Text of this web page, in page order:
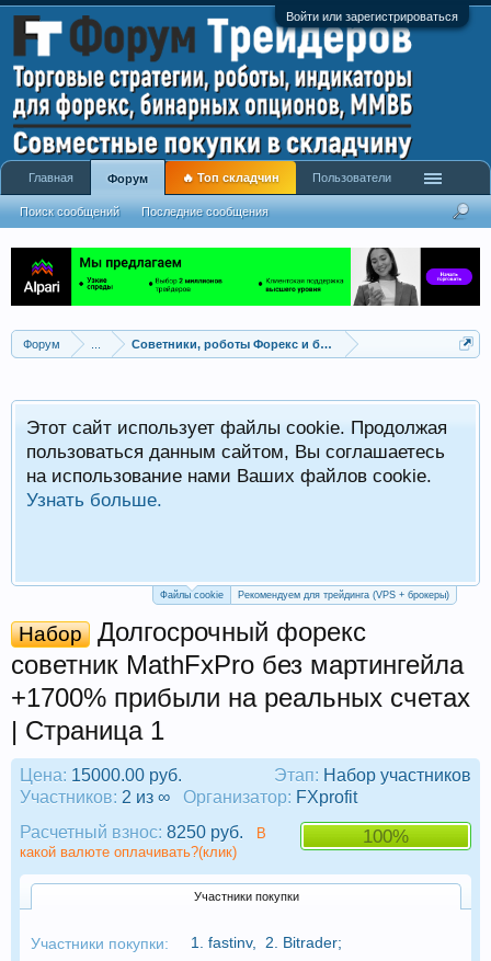
Войти или зарегистрироваться
Форум Советники, роботы Форекс и бинарных опционов
Этот сайт использует файлы cookie. Продолжая
пользоваться данным сайтом, Вы соглашаетесь
на использование нами Ваших файлов cookie.
Узнать больше.
Файлы cookie Рекомендуем для трейдинга (VPS + брокеры)
Набор
Долгосрочный форекс
советник MathFxPro без мартингейла
+1700% прибыли на реальных счетах
| Страница 1
Этап: Набор участников
Цена: 15000.00 руб.
Участников: 2 из ∞ Организатор: FXprofit
100%
Расчетный взнос: 8250 руб.
В
какой валюте оплачивать?(клик)
Участники покупки
Участники покупки: 1. fastinv, 2. Bitrader;
Главная Форум
Поиск сообщений Последние сообщения
🔥 Топ складчин Пользователи